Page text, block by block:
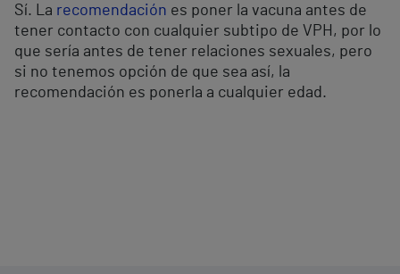
Sí. La recomendación es poner la vacuna antes de
tener contacto con cualquier subtipo de VPH, por lo
que sería antes de tener relaciones sexuales, pero
si no tenemos opción de que sea así, la
recomendación es ponerla a cualquier edad.